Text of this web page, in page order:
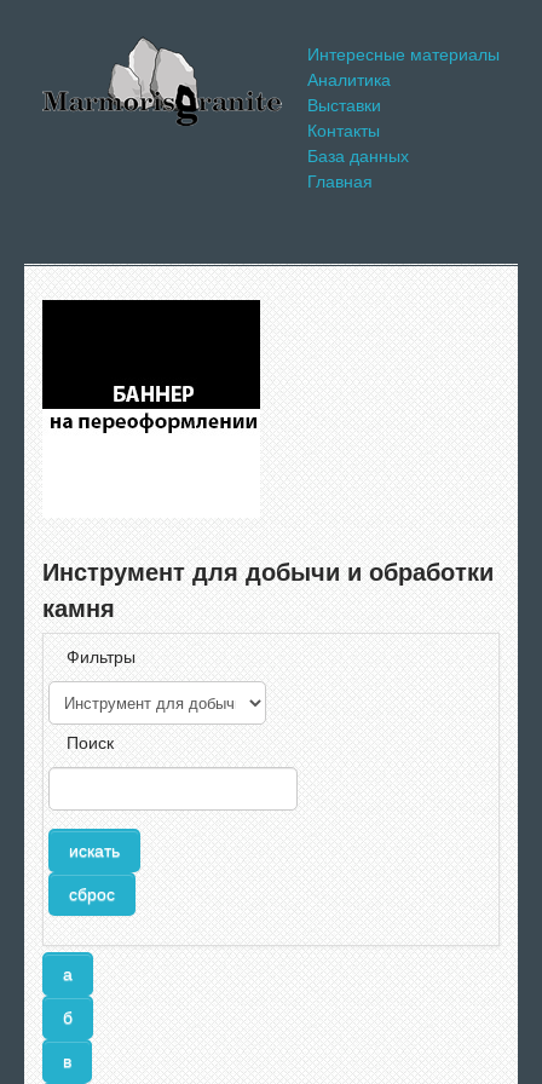
Интересные материалы
Аналитика
Выставки
Контакты
База данных
Главная
Инструмент для добычи и обработки
камня
Фильтры
Поиск
а
б
в